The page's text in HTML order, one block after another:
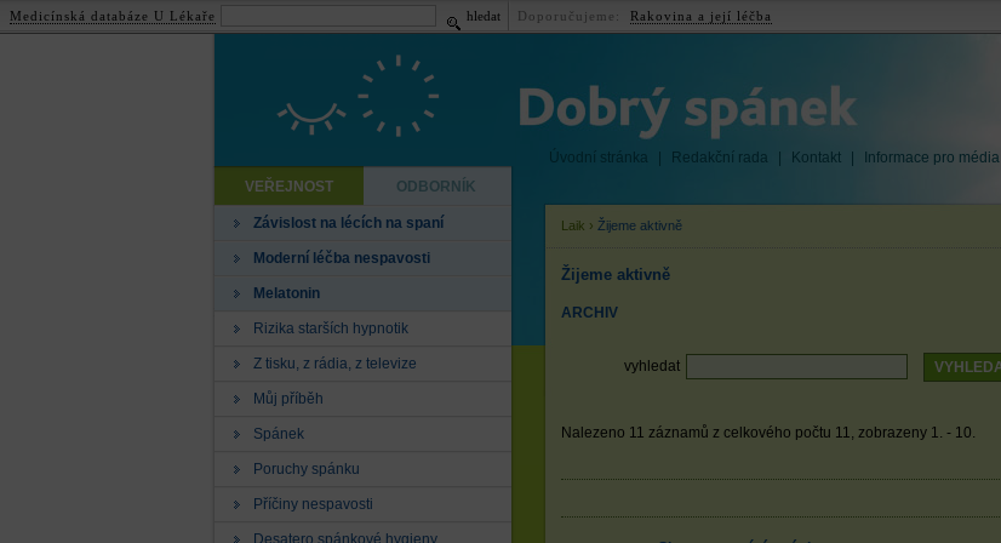
Úvodní stránka Redakční rada Kontakt Informace pro média
VEŘEJNOST
ODBORNÍK
Závislost na lécích na spaní
Moderní léčba nespavosti
Melatonin
Rizika starších hypnotik
Z tisku, z rádia, z televize
Můj příběh
Spánek
Poruchy spánku
Příčiny nespavosti
Desatero spánkové hygieny
Laik › Žijeme aktivně
Žijeme aktivně
ARCHIV
vyhledat
Nalezeno 11 záznamů z celkového počtu 11, zobrazeny 1. - 10.
Medicínská databáze U Lékaře hledat Doporučujeme: Rakovina a její léčba